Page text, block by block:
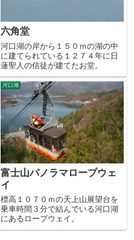
六角堂
河口湖の岸から１５０ｍの湖の中
に建てられている１２７４年に日
蓮聖人の信徒が建てたお堂。
河口湖
富士山パノラマロープウェ
イ
標高１０７０ｍの天上山展望台を
乗車時間３分で結んでいる河口湖
にあるロープウェイ。